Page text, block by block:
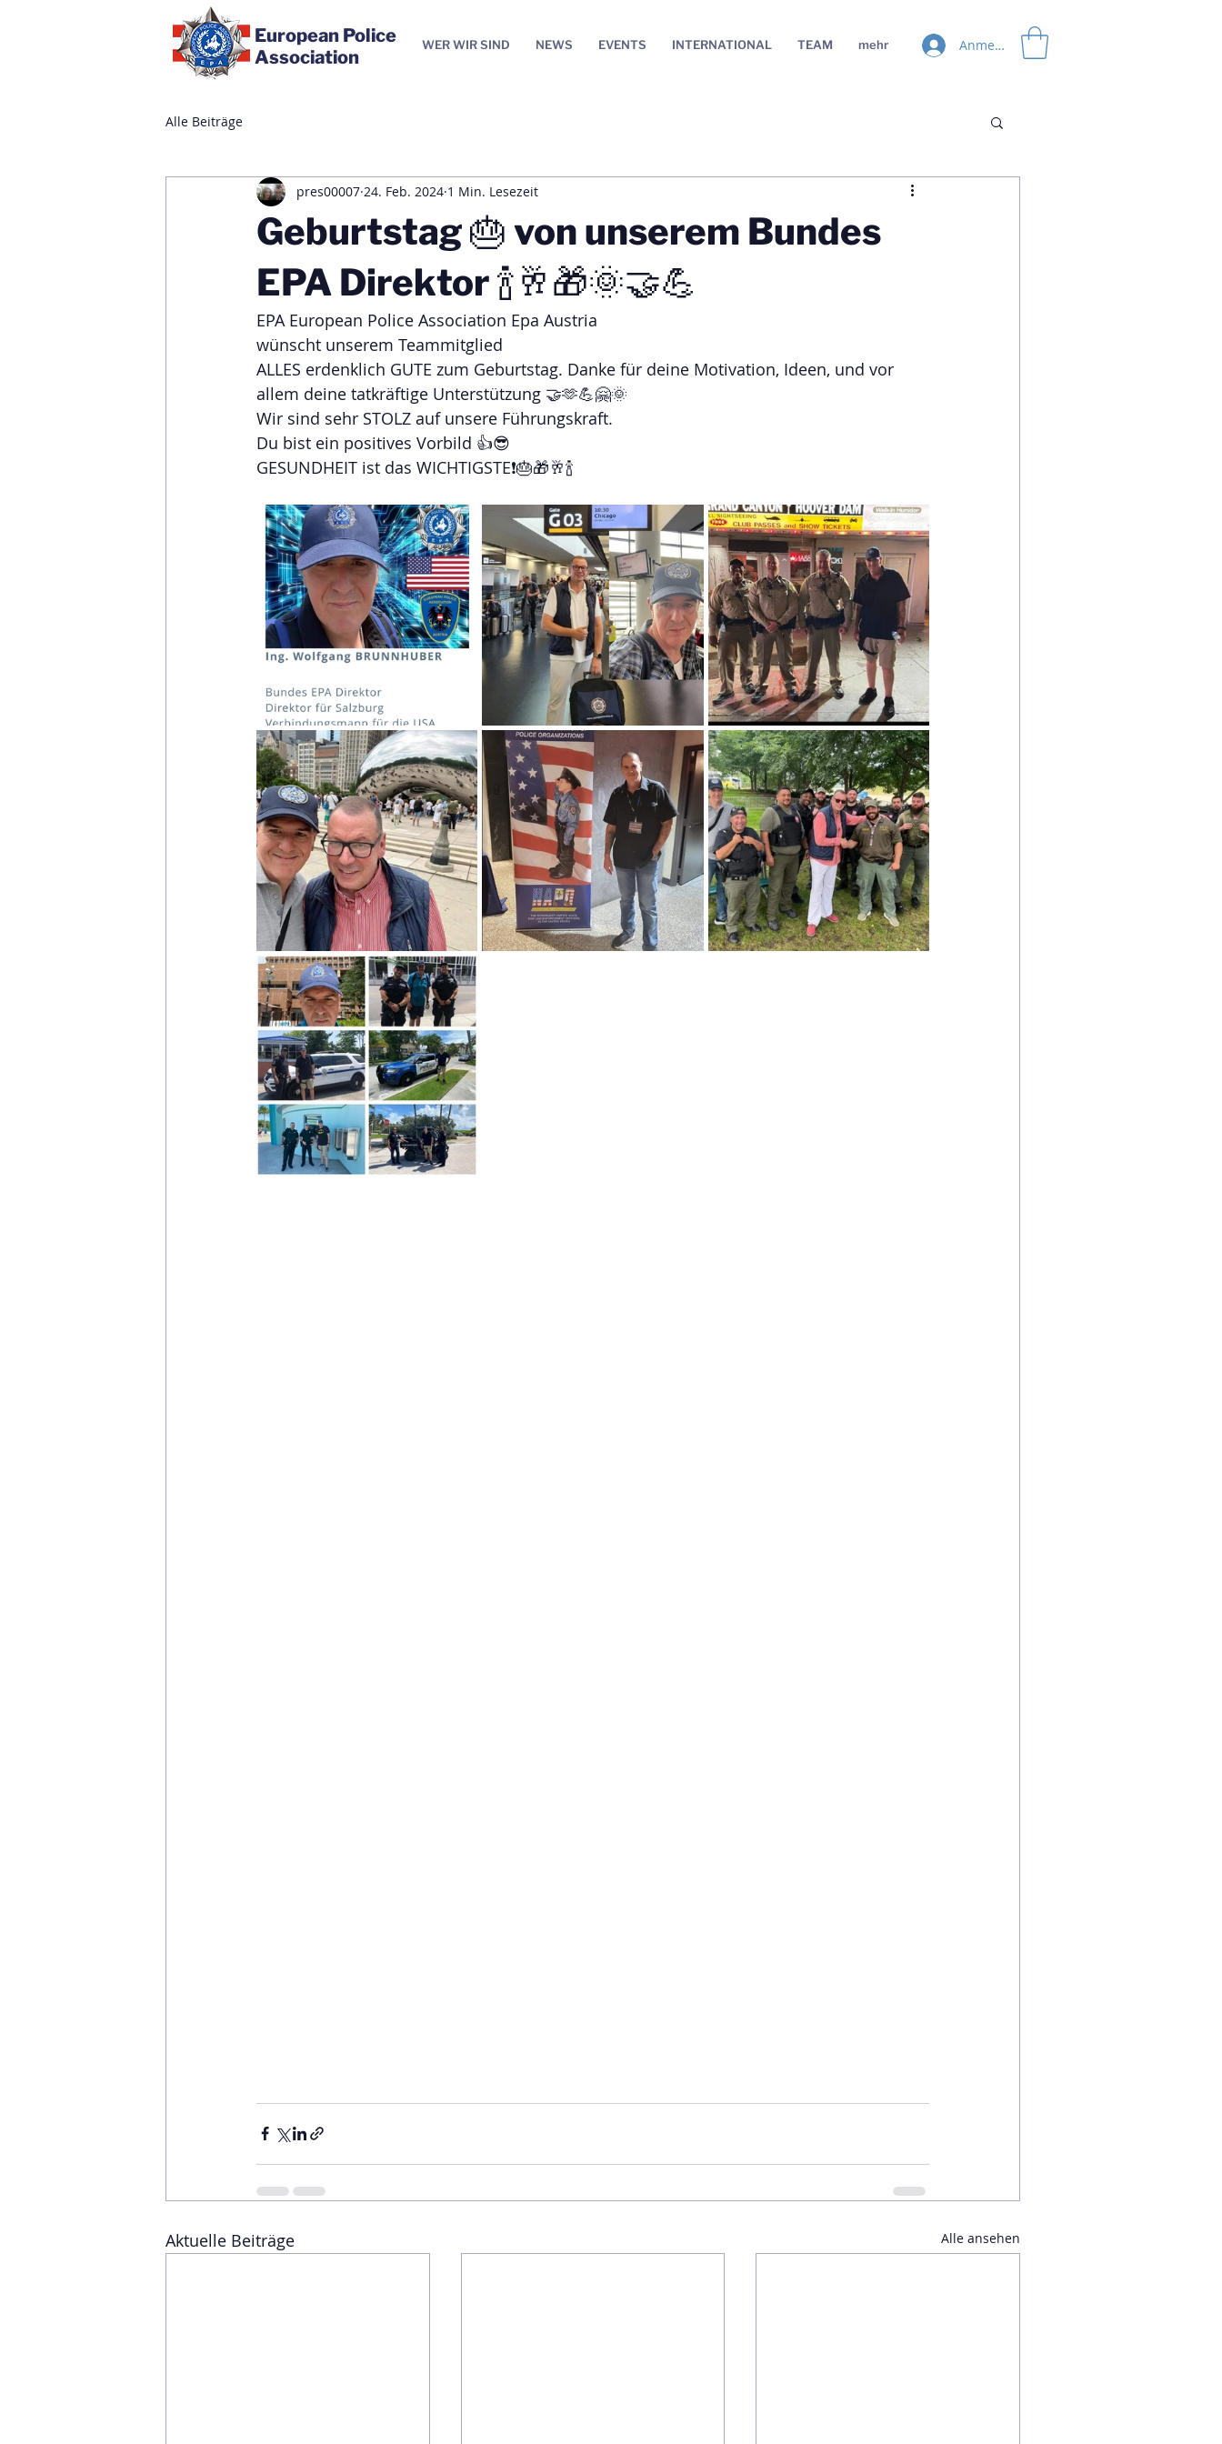
European Police
Association
WER WIR SIND NEWS EVENTS INTERNATIONAL TEAM mehr Anmelden
Alle Beiträge
Geburtstag 🎂 von unserem Bundes
EPA Direktor 🍾🥂🎁🌞🤝💪
pres00007 24. Feb. 2024 1 Min. Lesezeit
EPA European Police Association Epa Austria
wünscht unserem Teammitglied
ALLES erdenklich GUTE zum Geburtstag. Danke für deine Motivation, Ideen, und vor
allem deine tatkräftige Unterstützung 🤝🫶💪🤗🌞
Wir sind sehr STOLZ auf unsere Führungskraft.
Du bist ein positives Vorbild 👍😎
GESUNDHEIT ist das WICHTIGSTE❗️🎂🎁🥂🍾
Aktuelle Beiträge Alle ansehen